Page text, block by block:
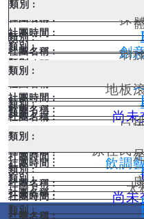
日
探
創
尚未
飲調
羽
原住民
尚未
地板
太